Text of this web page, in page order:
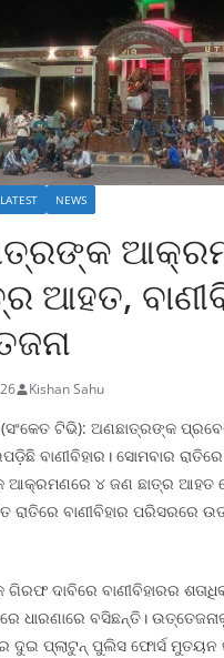
LATEST NEWS
ଆହତ,
Kishan Sahu
ଟିଭି): ଅଣଛାତ୍ରଙ୍କ
ବାଣୀବିହାର। ସୋମବାର
ଆକ୍ରମଣରେ ୪ ଜଣ ଛାତ୍ର ଆହତ
ବାଣୀବିହାର ପରିସରରେ
ଦାବିରେ ବାଣୀବିହାରର
ଧାରଣାରେ ବସିଛନ୍ତି।
ଦୁଇ ପ୍ଲାଟୁନ୍ ପୁଲିସ ଫୋର୍ସ ମୁତୟନ